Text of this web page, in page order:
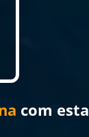
com esta